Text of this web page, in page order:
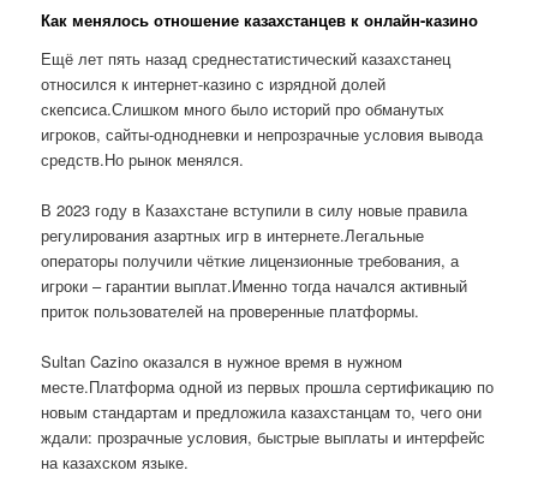
Как менялось отношение казахстанцев к онлайн-казино
Ещё лет пять назад среднестатистический казахстанец
относился к интернет-казино с изрядной долей
скепсиса.Слишком много было историй про обманутых
игроков, сайты-однодневки и непрозрачные условия вывода
средств.Но рынок менялся.
В 2023 году в Казахстане вступили в силу новые правила
регулирования азартных игр в интернете.Легальные
операторы получили чёткие лицензионные требования, а
игроки – гарантии выплат.Именно тогда начался активный
приток пользователей на проверенные платформы.
Sultan Cazino оказался в нужное время в нужном
месте.Платформа одной из первых прошла сертификацию по
новым стандартам и предложила казахстанцам то, чего они
ждали: прозрачные условия, быстрые выплаты и интерфейс
на казахском языке.